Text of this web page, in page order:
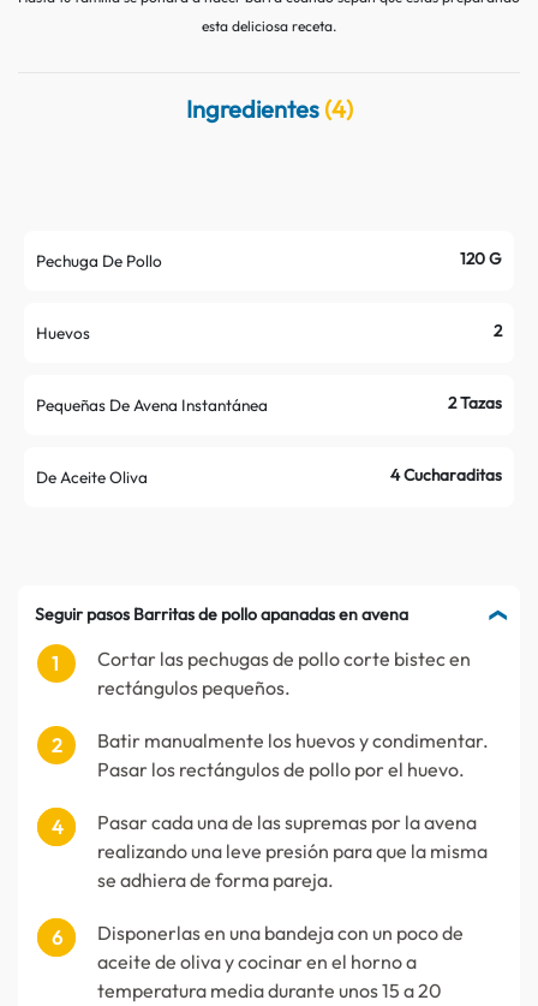
esta deliciosa receta.
Ingredientes (4)
Pechuga De Pollo 120 G
Huevos 2
Pequeñas De Avena Instantánea 2 Tazas
De Aceite Oliva 4 Cucharaditas
Seguir pasos Barritas de pollo apanadas en avena
Cortar las pechugas de pollo corte bistec en
rectángulos pequeños.
Batir manualmente los huevos y condimentar.
Pasar los rectángulos de pollo por el huevo.
Pasar cada una de las supremas por la avena
realizando una leve presión para que la misma
se adhiera de forma pareja.
Disponerlas en una bandeja con un poco de
aceite de oliva y cocinar en el horno a
temperatura media durante unos 15 a 20